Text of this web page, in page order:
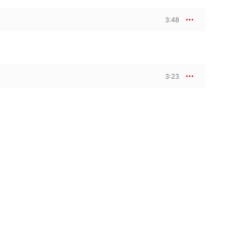
3:48
3:23